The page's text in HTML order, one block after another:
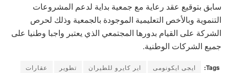
سابق بتوقيع عقد رعاية مع جمعية بداية لدعم المشروعات
التنموية وبالأخص التعليمية الموجودة بالجمعية وذلك لحرص
الشركة على القيام بدورها المجتمعي الذي يعتبر واجبا وطنيا على
جميع الشركات الوطنية.
Tags: ايجى ايكونومى اير كايرو للطيران تطوير عقارات